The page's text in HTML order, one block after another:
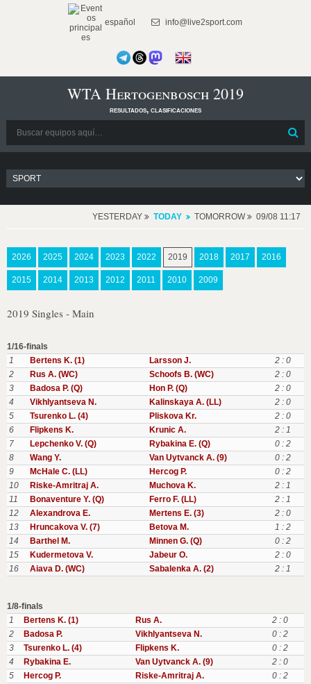
español info@live2sport.com
WTA Hertogenbosch 2019
resultados, clasificaciones
YESTERDAY TODAY TOMORROW 09/08 11:17
2026 2025 2024 2023 2022 2019 2018 2017 2016
2015 2014 2013 2012 2011 2010 2009
2019 Singles - Main
1/16-finals
1
Bertens K. (1) Larsson J.
2 : 0
2
Rus A. (WC) Schoofs B. (WC)
2 : 0
3
Badosa P. (Q) Hon P. (Q)
2 : 0
4
Vikhlyantseva N. Kalinskaya A. (LL)
2 : 0
5
Tsurenko L. (4) Pliskova Kr.
2 : 0
6
Flipkens K. Krunic A.
2 : 1
7
Lepchenko V. (Q) Rybakina E. (Q)
0 : 2
8
Wang Y. Van Uytvanck A. (9)
0 : 2
9
McHale C. (LL) Hercog P.
0 : 2
10
Riske-Amritraj A. Muchova K.
2 : 1
11
Bonaventure Y. (Q) Ferro F. (LL)
2 : 1
12
Alexandrova E. Mertens E. (3)
2 : 0
13
Hruncakova V. (7) Betova M.
1 : 2
14
Barthel M. Minnen G. (Q)
0 : 2
15
Kudermetova V. Jabeur O.
2 : 0
16
Aiava D. (WC) Sabalenka A. (2) 2 : 1
1/8-finals
1
Bertens K. (1) Rus A.
2 : 0
2
Badosa P. Vikhlyantseva N.
0 : 2
3
Tsurenko L. (4) Flipkens K.
0 : 2
4
Rybakina E. Van Uytvanck A. (9)
2 : 0
5
Hercog P. Riske-Amritraj A.
0 : 2